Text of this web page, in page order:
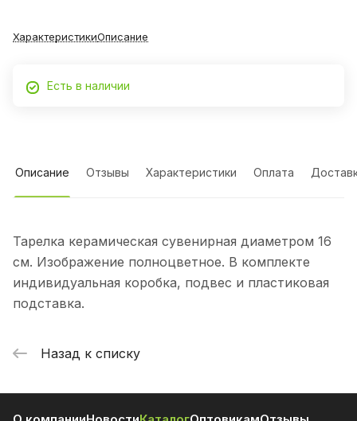
ХарактеристикиОписание
Есть в наличии
Описание Отзывы Характеристики Оплата
Тарелка керамическая сувенирная диаметром 16
см. Изображение полноцветное. В комплекте
индивидуальная коробка, подвес и пластиковая
подставка.
Назад к списку